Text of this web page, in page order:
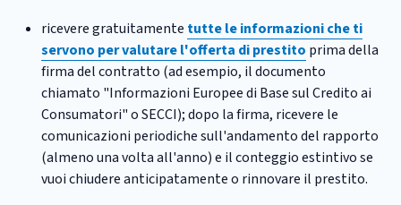
ricevere gratuitamente tutte le informazioni che ti
servono per valutare l'offerta di prestito prima della
firma del contratto (ad esempio, il documento
chiamato "Informazioni Europee di Base sul Credito ai
Consumatori" o SECCI); dopo la firma, ricevere le
comunicazioni periodiche sull'andamento del rapporto
(almeno una volta all'anno) e il conteggio estintivo se
vuoi chiudere anticipatamente o rinnovare il prestito.